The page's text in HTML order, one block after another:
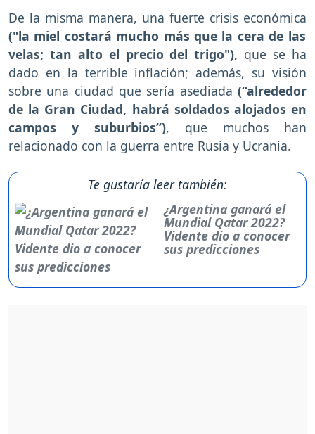
De la misma manera, una fuerte crisis económica
("la miel costará mucho más que la cera de las
velas; tan alto el precio del trigo"), que se ha
dado en la terrible inflación; además, su visión
sobre una ciudad que sería asediada (“alrededor
de la Gran Ciudad, habrá soldados alojados en
campos y suburbios”), que muchos han
relacionado con la guerra entre Rusia y Ucrania.
Te gustaría leer también:
¿Argentina ganará el
Mundial Qatar 2022?
Vidente dio a conocer
sus predicciones